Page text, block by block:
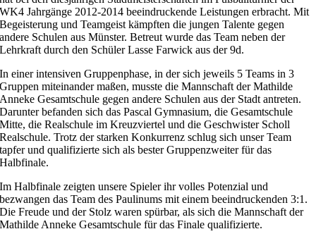
WK4 Jahrgänge 2012-2014 beeindruckende Leistungen erbracht. Mit
Begeisterung und Teamgeist kämpften die jungen Talente gegen
andere Schulen aus Münster. Betreut wurde das Team neben der
Lehrkraft durch den Schüler Lasse Farwick aus der 9d.
In einer intensiven Gruppenphase, in der sich jeweils 5 Teams in 3
Gruppen miteinander maßen, musste die Mannschaft der Mathilde
Anneke Gesamtschule gegen andere Schulen aus der Stadt antreten.
Darunter befanden sich das Pascal Gymnasium, die Gesamtschule
Mitte, die Realschule im Kreuzviertel und die Geschwister Scholl
Realschule. Trotz der starken Konkurrenz schlug sich unser Team
tapfer und qualifizierte sich als bester Gruppenzweiter für das
Halbfinale.
Im Halbfinale zeigten unsere Spieler ihr volles Potenzial und
bezwangen das Team des Paulinums mit einem beeindruckenden 3:1.
Die Freude und der Stolz waren spürbar, als sich die Mannschaft der
Mathilde Anneke Gesamtschule für das Finale qualifizierte.